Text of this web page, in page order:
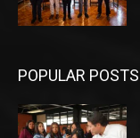
POPULAR POSTS